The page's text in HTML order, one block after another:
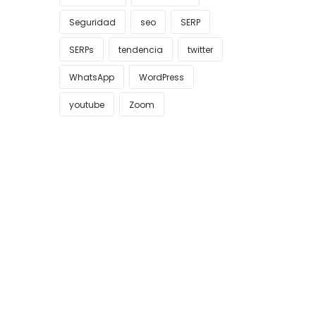
Seguridad seo SERP
SERPs tendencia twitter
WhatsApp WordPress
youtube Zoom